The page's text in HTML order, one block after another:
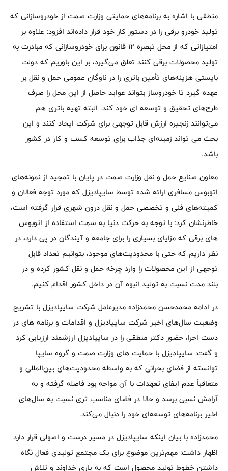
منطقی با اشاره به برنامه‌های حمایتی وزارت صمت از خودروسازانی که
تولید خودرو برقی را در دستور کار خود قرار داده‌اند افزود: علاوه بر
امتیازاتی که از محل تبصره 12 قانون برای خودروسازانی که مبادرت به
تولید محصولات برقی کنند تعلق می‌گیرد، بر این باوریم که دولت
بایستی هزینه‌های تأمین باتری را در ناوگان عمومی حمل و نقل بر
عهده گیرد تا خودروساز بتواند عواید حاصل از این محل را صرف
طرح‌های تحقیق و توسعه ای خود کند. البته تهیه باتری‌ هم
می‌توانند زنجیره ارزش قابل توجهی برای شرکت ایجاد کنند و این
بحث می تواند زمینه‌ای جذاب برای توسعه کسب و کار در کشور
باشد.
معاون صنایع حمل و نقل وزارت صمت در پایان با تمجید از نمونه‌های
اتوبوس مسافری ارائه شده توسط سایپادیزل که مورد توجه فعالان و
کمیته‌های فنی و تخصصی حمل و نقل درون شهری قرار گرفته است،
خاطرنشان کرد: با توجه به حرکت دنیا به سمت استفاده از اتوبوس
های برقی که مزایای بسیاری را برای جامعه و آیندگان در پی دارد، در
نظر داریم که حتی با محدودیت‌های موجود، بتوانیم تعداد قابل
توجهی از این محصولات را وارد چرخه حمل و نقل کشور کرده و در
بلند مدت نسبت به تولید انبوه آن در داخل کشور اقدام کنیم.
در ادامه محمدحسن محمدزاده مدیرعامل شرکت سایپادیزل با تشریح
وضعیت سال‌های اخیر شرکت سایپادیزل و اقدامات و برنامه های در
دست اجرا، حضور دکتر منطقی را در سایپادیزل ارزشمند ارزیابی کرد
و گفت: سایپادیزل با حمایت های وزارت صمت و گروه سایپا
توانسته از فضای بحرانی که به واسطه محدودیت‌های بین‌المللی و
متعاقباً عدم ایفای تعهدات با آن مواجه بود فاصله گرفته و به
آرامش نسبی برسد و حالا در فضای مناسب تری نسبت به سال‌های
اخیر برنامه‌های توسعه‌ای خود را دنبال می‌کند.
محمدزاده با بیان اینکه سایپادیزل در مسیر درست و اصولی قرار دارد
اظهار داشت: مهم‌ترین موضوع برای یک مجتمع تولیدی فعال نگاه
داشتن خطوط تولید محصول است که به یاری خداوند و تلاش